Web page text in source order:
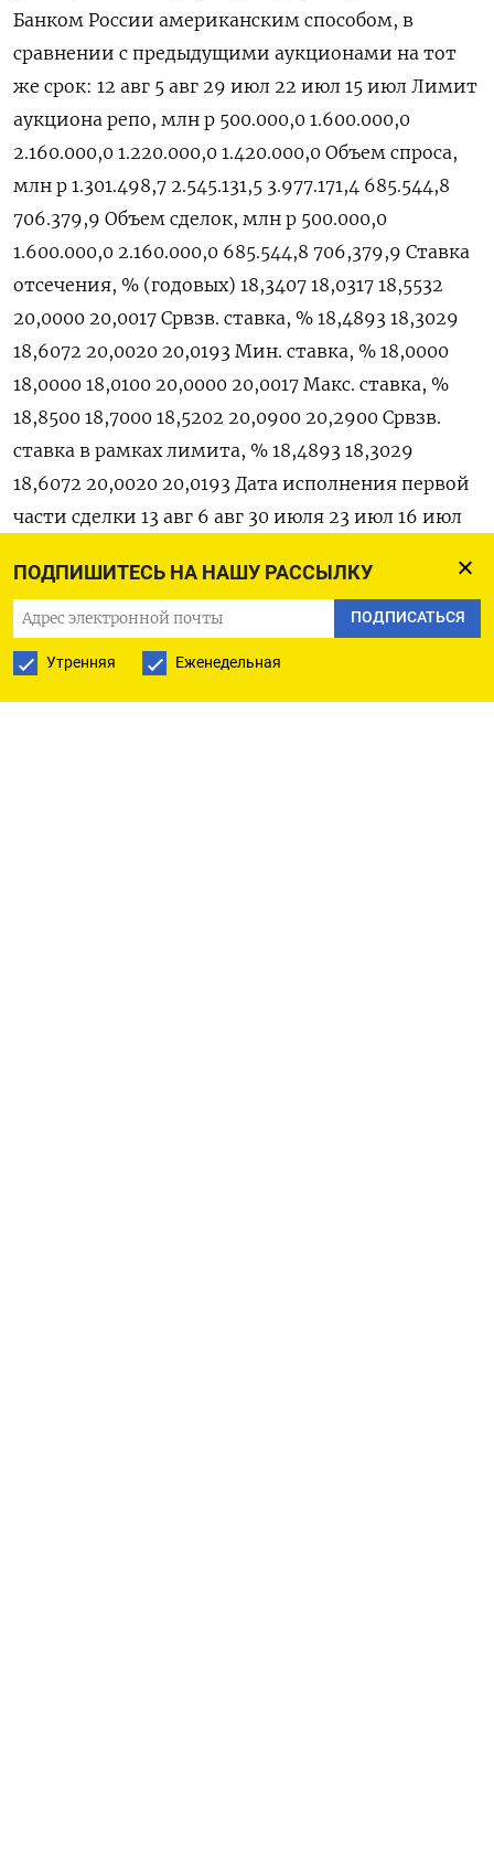
ПОДПИШИТЕСЬ НА НАШУ РАССЫЛКУ
ПОДПИСАТЬСЯ
Утренняя Еженедельная
Банком России американским способом, в
сравнении с предыдущими аукционами на тот
же срок: 12 авг 5 авг 29 июл 22 июл 15 июл Лимит
аукциона репо, млн р 500.000,0 1.600.000,0
2.160.000,0 1.220.000,0 1.420.000,0 Объем спроса,
млн р 1.301.498,7 2.545.131,5 3.977.171,4 685.544,8
706.379,9 Объем сделок, млн р 500.000,0
1.600.000,0 2.160.000,0 685.544,8 706,379,9 Ставка
отсечения, % (годовых) 18,3407 18,0317 18,5532
20,0000 20,0017 Срвзв. ставка, % 18,4893 18,3029
18,6072 20,0020 20,0193 Мин. ставка, % 18,0000
18,0000 18,0100 20,0000 20,0017 Макс. ставка, %
18,8500 18,7000 18,5202 20,0900 20,2900 Срвзв.
ставка в рамках лимита, % 18,4893 18,3029
18,6072 20,0020 20,0193 Дата исполнения первой
части сделки 13 авг 6 авг 30 июля 23 июл 16 июл
авг 6 авг 30 июл 23 июл (Московское бюро)